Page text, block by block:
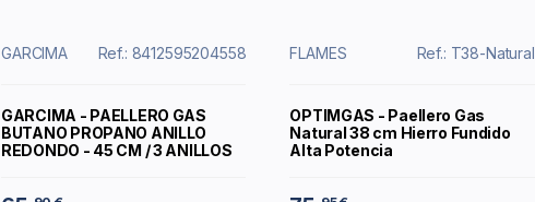
GARCIMA Ref.: 8412595204558
GARCIMA - PAELLERO GAS
BUTANO PROPANO ANILLO
REDONDO - 45 CM / 3 ANILLOS
FLAMES Ref.: T38-Natural
OPTIMGAS - Paellero Gas
Natural 38 cm Hierro Fundido
Alta Potencia